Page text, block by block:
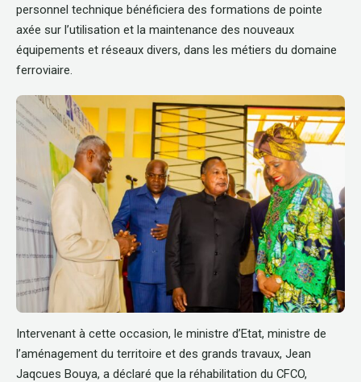
personnel technique bénéficiera des formations de pointe
axée sur l’utilisation et la maintenance des nouveaux
équipements et réseaux divers, dans les métiers du domaine
ferroviaire.
Intervenant à cette occasion, le ministre d’Etat, ministre de
l’aménagement du territoire et des grands travaux, Jean
Jaqcues Bouya, a déclaré que la réhabilitation du CFCO,